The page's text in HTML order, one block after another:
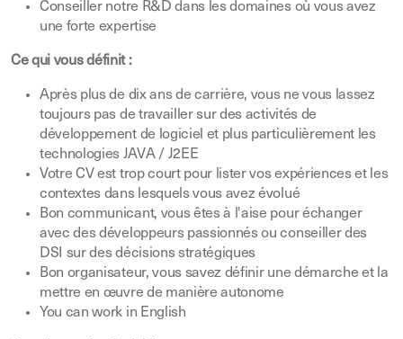
Conseiller notre R&D dans les domaines où vous avez
une forte expertise
Ce qui vous définit :
Après plus de dix ans de carrière, vous ne vous lassez
toujours pas de travailler sur des activités de
développement de logiciel et plus particulièrement les
technologies JAVA / J2EE
Votre CV est trop court pour lister vos expériences et les
contextes dans lesquels vous avez évolué
Bon communicant, vous êtes à l'aise pour échanger
avec des développeurs passionnés ou conseiller des
DSI sur des décisions stratégiques
Bon organisateur, vous savez définir une démarche et la
mettre en œuvre de manière autonome
You can work in English